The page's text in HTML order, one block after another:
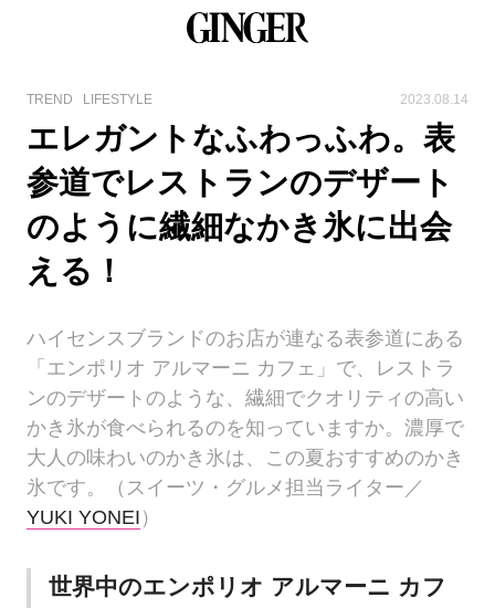
TREND LIFESTYLE 2023.08.14
エレガントなふわっふわ。表
参道でレストランのデザート
のように繊細なかき氷に出会
える！
ハイセンスブランドのお店が連なる表参道にある
「エンポリオ アルマーニ カフェ」で、レストラ
ンのデザートのような、繊細でクオリティの高い
かき氷が食べられるのを知っていますか。濃厚で
大人の味わいのかき氷は、この夏おすすめのかき
氷です。（スイーツ・グルメ担当ライター／
YUKI YONEI ）
世界中のエンポリオ アルマーニ カフ